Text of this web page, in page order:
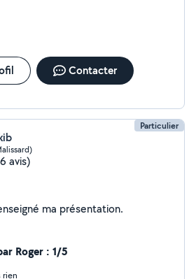
Contacter
Particulier
avis)
Je n'ai pas encore renseigné ma présentation.
Roger : 1/5
rien